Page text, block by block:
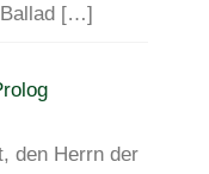
Ballad […]
den Herrn der